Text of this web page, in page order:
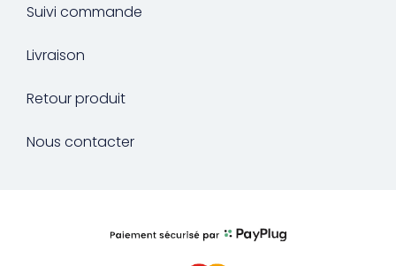
Suivi commande
Livraison
Retour produit
Nous contacter